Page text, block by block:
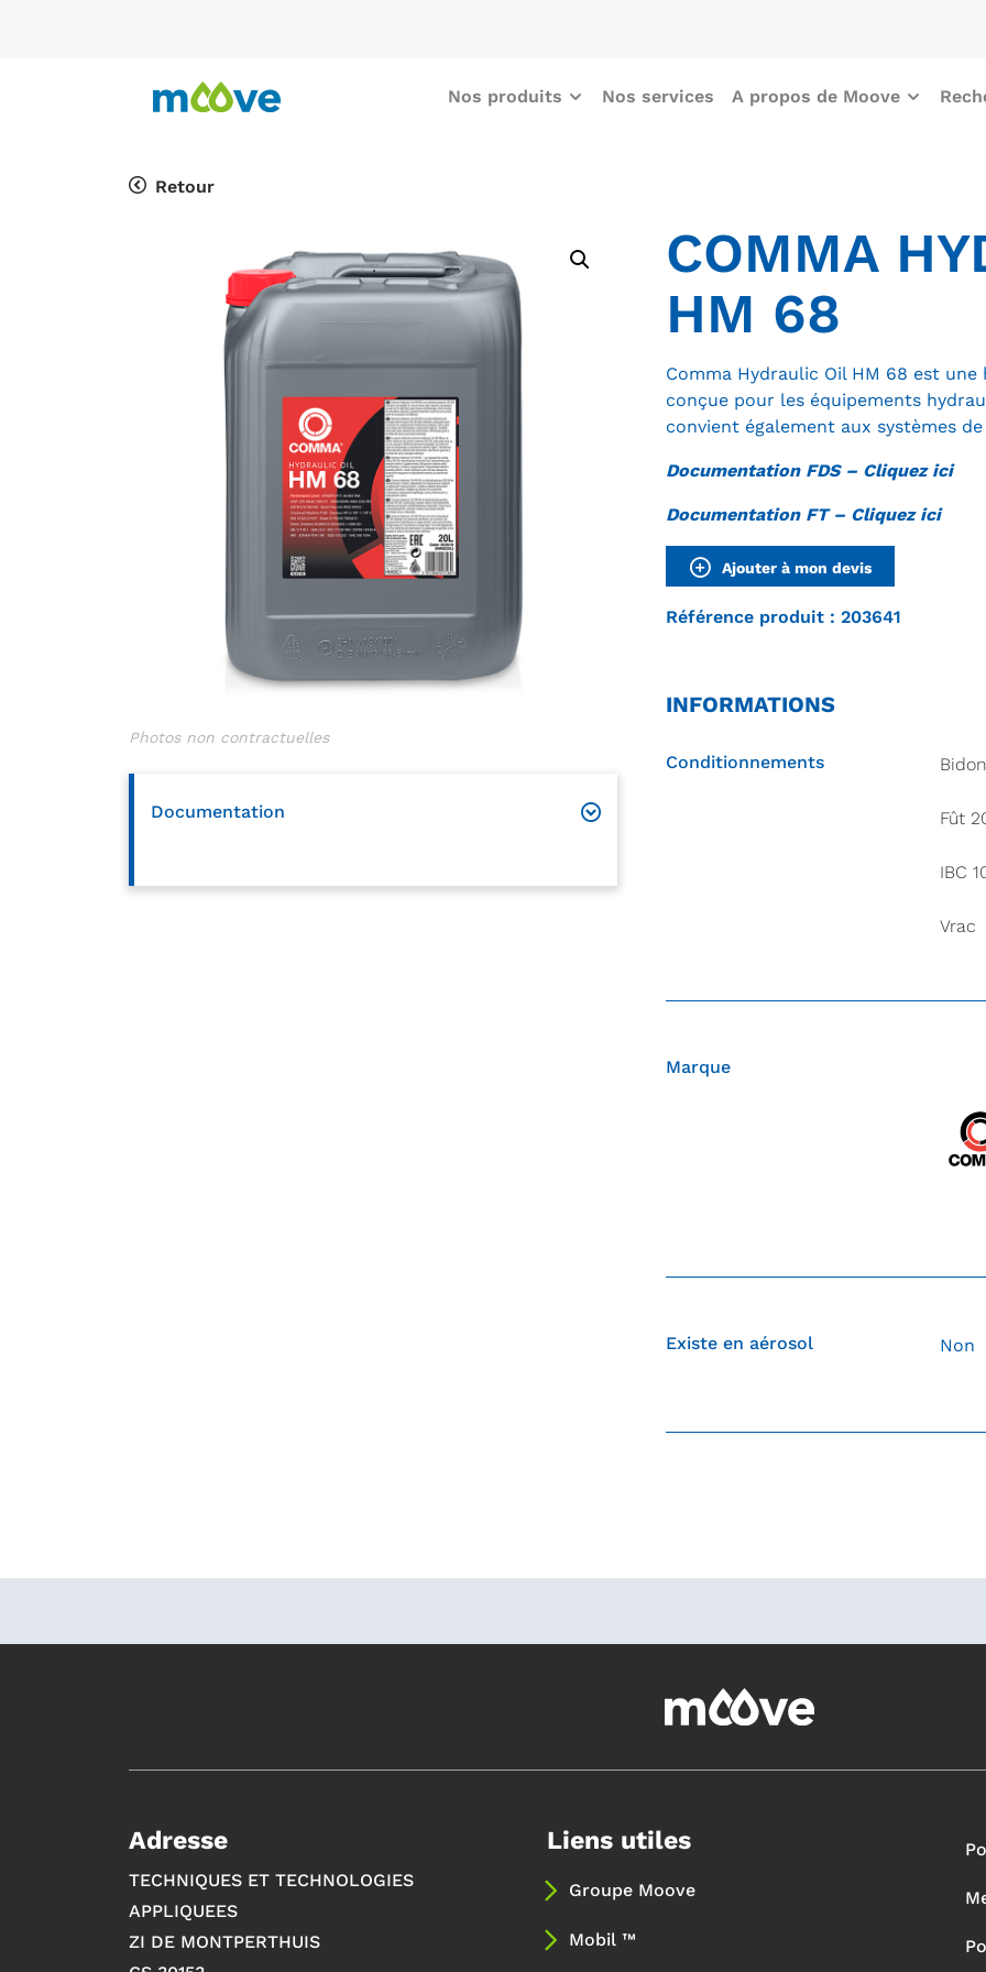
Nos produits Nos services A propos de Moove
Retour
COMMA
HM 68
Comma Hydraulic Oil HM 68 est
conçue pour les équipements
convient également aux systèmes
Documentation FDS – Cliquez ici
Documentation FT – Cliquez ici
Ajouter à mon devis
Référence produit : 203641
INFORMATIONS
Conditionnements
Fût
IBC
Vrac
Marque
Existe en aérosol Non
Documentation
Adresse
TECHNIQUES ET TECHNOLOGIES
APPLIQUEES
ZI DE MONTPERTHUIS
Liens utiles
Groupe Moove
Mobil ™